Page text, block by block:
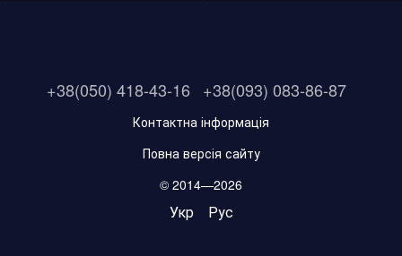
+38(050) 418-43-16 +38(093) 083-86-87
Контактна інформація
Повна версія сайту
© 2014—2026
Укр Рус